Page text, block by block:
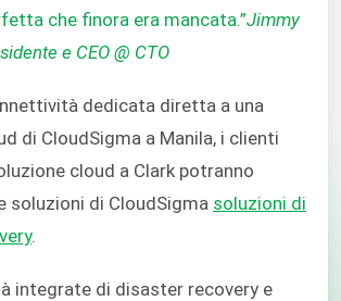
che finora era mancata.”Jimmy
e CEO @ CTO
dedicata diretta a una
di CloudSigma a Manila, i clienti
cloud a Clark potranno
soluzioni di CloudSigma soluzioni di
.
integrate di disaster recovery e